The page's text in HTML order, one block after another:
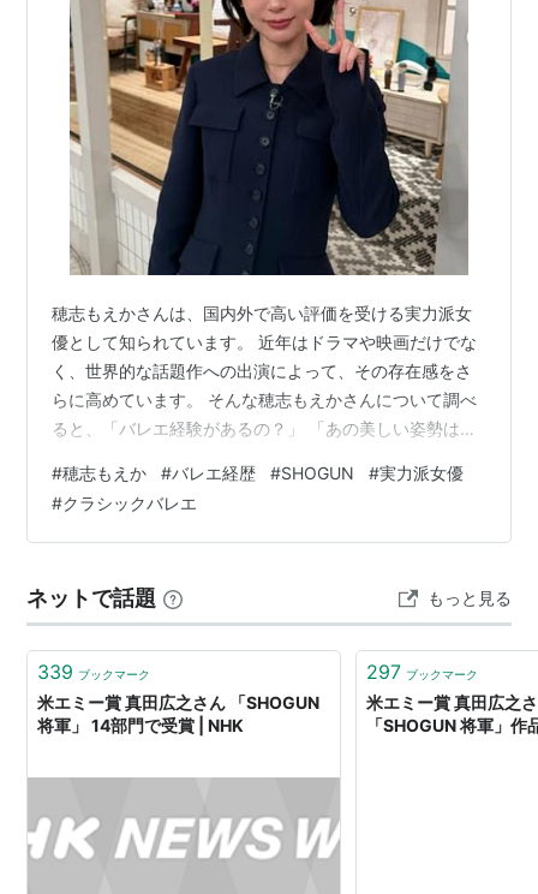
穂志もえかさんは、国内外で高い評価を受ける実力派女
優として知られています。 近年はドラマや映画だけでな
く、世界的な話題作への出演によって、その存在感をさ
らに高めています。 そんな穂志もえかさんについて調べ
ると、「バレエ経験があるの？」 「あの美しい姿勢はバ
も多いようです。 結論から言うと、穂志もえかさんは幼
少期からクラシックバレエに親しみ、その経験が現在の
演技や立ち居振る舞いに大きな影響を与えていると考え
経歴や女優としての表現力との関係、世界から評価され
る理由について詳しく紹介します。 美し…
#穂志もえか #バレエ経歴 #SHOGUN #実力派女優
#クラシックバレエ
ネットで話題 もっと見る
339 ブックマーク
米エミー賞 真田広之さん 「SHOGUN
将軍」 14部門で受賞 | NHK
297 ブックマーク
米エミー賞 真田広之
「SHOGUN 将軍」作